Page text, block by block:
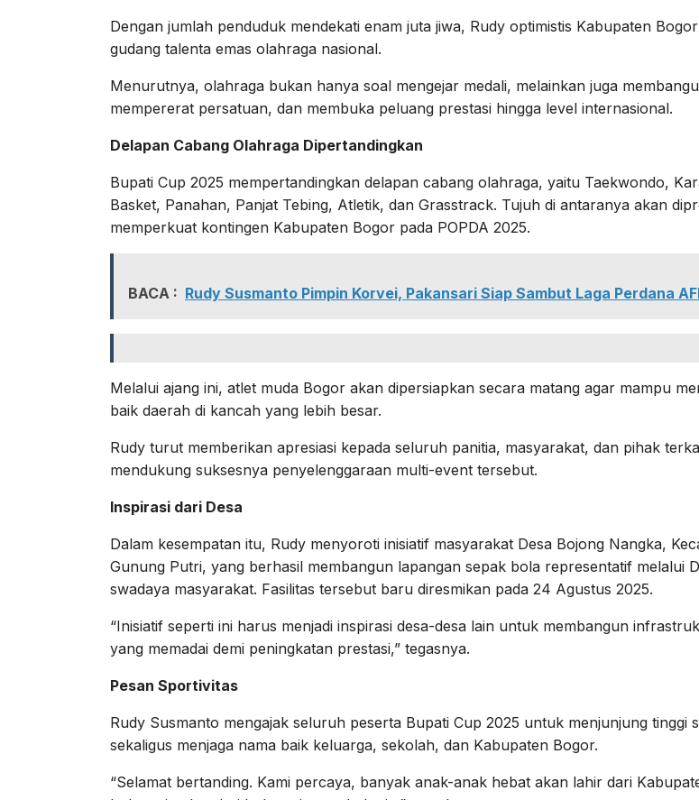
Dengan jumlah penduduk mendekati enam juta jiwa, Rudy optimistis Kabupaten
gudang talenta emas olahraga nasional.
Menurutnya, olahraga bukan hanya soal mengejar medali, melainkan juga
mempererat persatuan, dan membuka peluang prestasi hingga level internasional.
Delapan Cabang Olahraga Dipertandingkan
Bupati Cup 2025 mempertandingkan delapan cabang olahraga, yaitu Taekwondo,
Basket, Panahan, Panjat Tebing, Atletik, dan Grasstrack. Tujuh di antaranya akan
memperkuat kontingen Kabupaten Bogor pada POPDA 2025.
BACA : Rudy Susmanto Pimpin Korvei, Pakansari Siap Sambut Laga Perdana
Melalui ajang ini, atlet muda Bogor akan dipersiapkan secara matang agar mampu
baik daerah di kancah yang lebih besar.
Rudy turut memberikan apresiasi kepada seluruh panitia, masyarakat, dan pihak
mendukung suksesnya penyelenggaraan multi-event tersebut.
Inspirasi dari Desa
Dalam kesempatan itu, Rudy menyoroti inisiatif masyarakat Desa Bojong Nangka,
Gunung Putri, yang berhasil membangun lapangan sepak bola representatif melalui
swadaya masyarakat. Fasilitas tersebut baru diresmikan pada 24 Agustus 2025.
“Inisiatif seperti ini harus menjadi inspirasi desa-desa lain untuk membangun
yang memadai demi peningkatan prestasi,” tegasnya.
Pesan Sportivitas
Rudy Susmanto mengajak seluruh peserta Bupati Cup 2025 untuk menjunjung tinggi
sekaligus menjaga nama baik keluarga, sekolah, dan Kabupaten Bogor.
“Selamat bertanding. Kami percaya, banyak anak-anak hebat akan lahir dari